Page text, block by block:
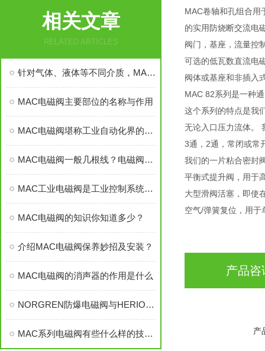
相关文章
RELATED ARTICLES
针对气体、液体等不同介质，MAC工业电磁阀的操作要求是否有区别？
MAC电磁阀主要部位的名称与作用
MAC电磁阀堪称工业自动化界的“速度与耐力王”
MAC电磁阀一般几根线？电磁阀的线应该如何接
MAC工业电磁阀是工业控制系统中的“智能开关”
MAC电磁阀的知识你知道多少？
介绍MAC电磁阀保养妙招及安装？
MAC电磁阀的消声器的作用是什么
NORGREN防爆电磁阀与HERION防爆电磁阀有些什么区别之处
MAC系列电磁阀有些什么样的技术参数，MAC系列电磁阀
MAC卷轴和孔组合用
的实用防烧断交流电
阀门，基座，流量控
可选的低瓦数直流电
阀体或基座和非插入
MAC 82系列是一种
这个系列的特点是我
无论入口压力流体。
3通，2通，常闭或常
我们的一片粘合密封
平衡式提升阀，用于
大型滑阀活塞，即使
空气/弹簧复位，用于
产品咨
产